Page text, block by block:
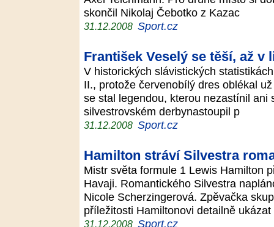
skončil Nikolaj Čebotko z Kazac
31.12.2008 Sport.cz
František Veselý se těší, až v
V historických slávistických
II., protože červenobílý dres oblékal
se stal legendou, kterou nezastínil ani
silvestrovském derbynastoupil p
31.12.2008 Sport.cz
Hamilton stráví Silvestra
Mistr světa formule 1 Lewis Hamilton
Havaji. Romantického Silvestra
Nicole Scherzingerová. Zpěvačka
příležitosti Hamiltonovi detailně
31.12.2008 Sport.cz